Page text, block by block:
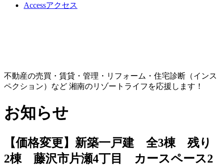
Accessアクセス
不動産の売買・賃貸・管理・リフォーム・住宅診断（インス
ペクション）など 湘南のリゾートライフを応援します！
お知らせ
【価格変更】新築一戸建 全3棟 残り
2棟 藤沢市片瀬4丁目 カースペース2